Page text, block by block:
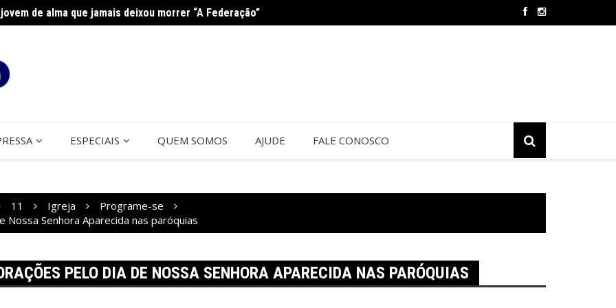
de alma que jamais deixou morrer “A Federação”
Paróquia São José Cerco de Jericó termina neste sábado na São Judas Tadeu
ESPECIAIS QUEM SOMOS AJUDE FALE CONOSCO
11 Igreja
Programe-se
Senhora Aparecida nas paróquias
PELO DIA DE NOSSA SENHORA APARECIDA NAS PARÓQUIAS